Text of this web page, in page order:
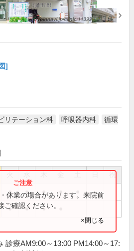
]
リテーション科 呼吸器内科
循環
祝
● ● ● ●
● ● ●
休業の場合があります。来院前
ご確認ください。
×閉じる
診療AM9:00～13:00 PM14:00～17: